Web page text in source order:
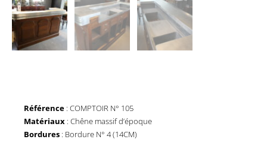
Référence : COMPTOIR N° 105
Matériaux : Chêne massif d’époque
Bordures : Bordure N° 4 (14CM)